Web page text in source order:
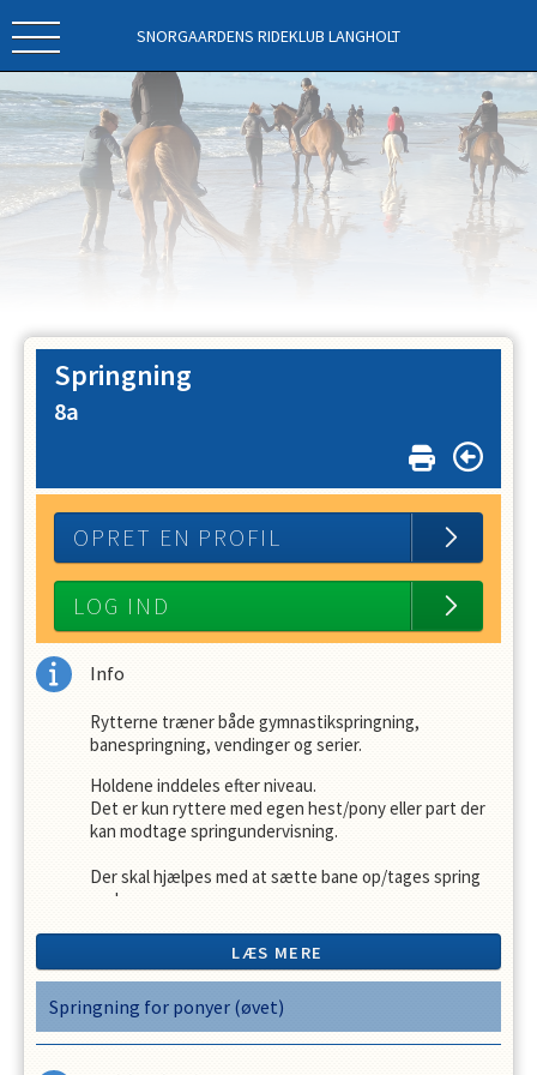
SNORGAARDENS RIDEKLUB LANGHOLT
Springning
8a
OPRET EN PROFIL
LOG IND
Info
Rytterne træner både gymnastikspringning,
banespringning, vendinger og serier.
Holdene inddeles efter niveau.
Det er kun ryttere med egen hest/pony eller part der
kan modtage springundervisning.
Der skal hjælpes med at sætte bane op/tages spring
ned.
For at vi kan sikre den bedst mulige
holdsammensætning og tilpasning til niveau, kan der
uden forudgående kontakt med klubbens
undervisningsansvarlige.
LÆS MERE
Springning for ponyer (øvet)